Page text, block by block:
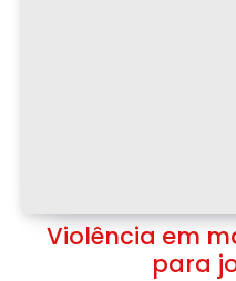
Violência em
para